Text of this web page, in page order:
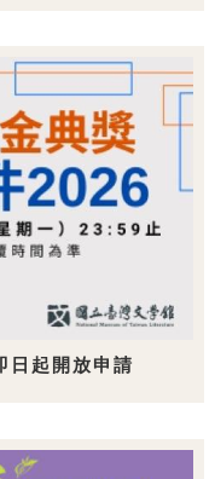
日起開放申請